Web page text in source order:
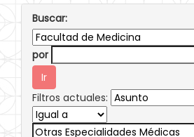
Buscar:
por
Filtros actuales: